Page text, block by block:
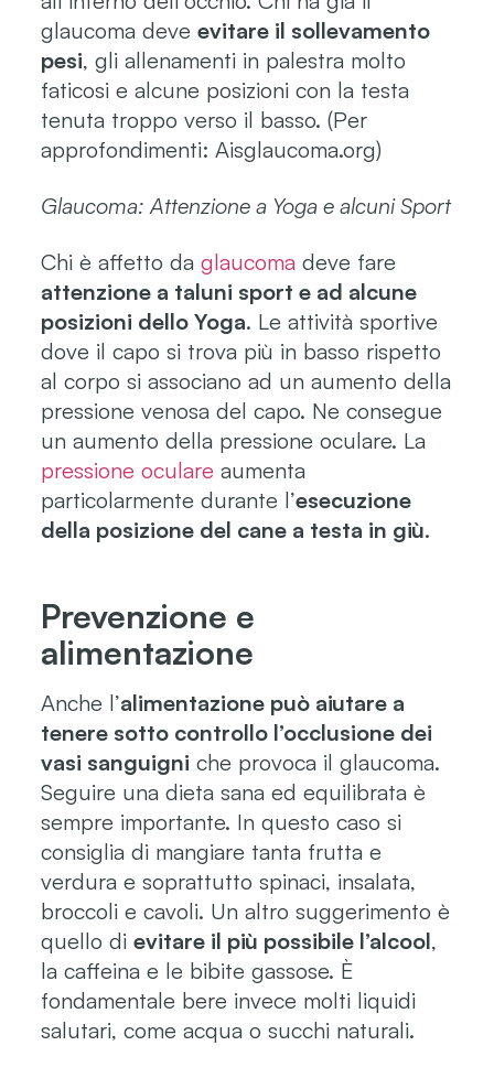
glaucoma deve evitare il sollevamento
pesi, gli allenamenti in palestra molto
faticosi e alcune posizioni con la testa
tenuta troppo verso il basso. (Per
approfondimenti: Aisglaucoma.org)
Glaucoma: Attenzione a Yoga e alcuni Sport
Chi è affetto da glaucoma deve fare
attenzione a taluni sport e ad alcune
posizioni dello Yoga. Le attività sportive
dove il capo si trova più in basso rispetto
al corpo si associano ad un aumento della
pressione venosa del capo. Ne consegue
un aumento della pressione oculare. La
pressione oculare aumenta
particolarmente durante l’esecuzione
della posizione del cane a testa in giù.
Prevenzione e
alimentazione
Anche l’alimentazione può aiutare a
tenere sotto controllo l’occlusione dei
vasi sanguigni che provoca il glaucoma.
Seguire una dieta sana ed equilibrata è
sempre importante. In questo caso si
consiglia di mangiare tanta frutta e
verdura e soprattutto spinaci, insalata,
broccoli e cavoli. Un altro suggerimento è
quello di evitare il più possibile l’alcool,
la caffeina e le bibite gassose. È
fondamentale bere invece molti liquidi
salutari, come acqua o succhi naturali.